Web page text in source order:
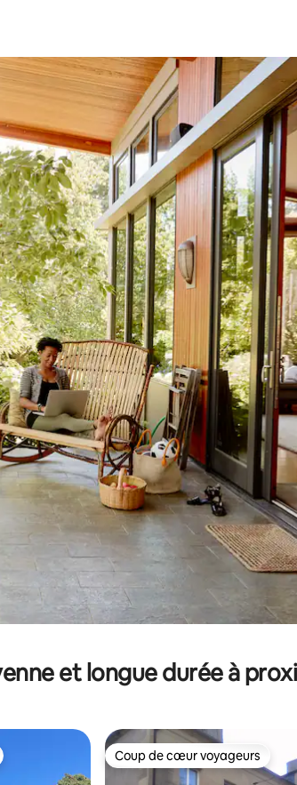
le bas pour les parcourir ou en appuyant et en
et longue durée à
Coup de cœur voyageurs
Coup de cœur voyageurs